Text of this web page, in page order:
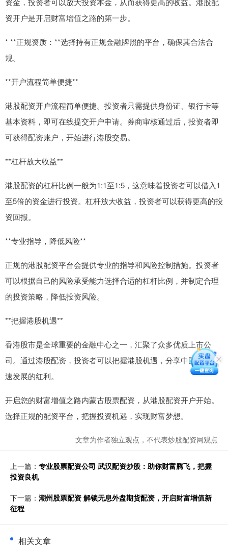
资开户是开启财富增值之路的第一步。
* **正规资质：**选择持有正规金融牌照的平台，确保其合法合
规。
**开户流程简单便捷**
港股配资开户流程简单便捷。投资者只需提供身份证、银行卡等
基本资料，即可在线提交开户申请。券商审核通过后，投资者即
可获得配资账户，开始进行港股交易。
**杠杆放大收益**
港股配资的杠杆比例一般为1:1至1:5，这意味着投资者可以借入1
至5倍的资金进行投资。杠杆放大收益，投资者可以获得更高的投
资回报。
**专业指导，降低风险**
正规的港股配资平台会提供专业的指导和风险控制措施。投资者
可以根据自己的风险承受能力选择合适的杠杆比例，并制定合理
的投资策略，降低投资风险。
**把握港股机遇**
香港股市是全球重要的金融中心之一，汇聚了众多优质上市公
司。通过港股配资，投资者可以把握港股机遇，分享中国经济高
速发展的红利。
开启您的财富增值之路内蒙古股票配资，从港股配资开户开始。
选择正规的配资平台，把握投资机遇，实现财富梦想。
文章为作者独立观点，不代表炒股配资网观点
上一篇： 专业股票配资公司 武汉配资炒股：助你财富腾飞，把握
投资良机
下一篇： 潮州股票配资 解锁无息外盘期货配资，开启财富增值新
征程
相关文章